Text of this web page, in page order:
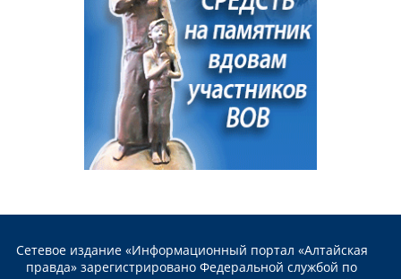
Сетевое издание «Информационный портал «Алтайская
правда» зарегистрировано Федеральной службой по